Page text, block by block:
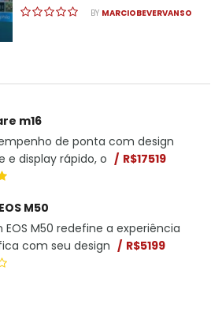
BY MARCIOBEVERVANSO
m16
de ponta com design
e display rápido, o
R$17519
M50
EOS M50 redefine a experiência
com seu design
R$5199